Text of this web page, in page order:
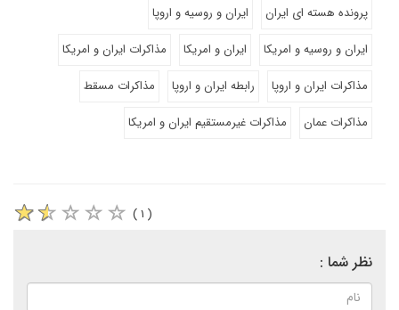
پرونده هسته ای ایران
ایران و روسیه و اروپا
ایران و روسیه و امریکا
ایران و امریکا
مذاکرات ایران و امریکا
مذاکرات ایران و اروپا
رابطه ایران و اروپا
مذاکرات مسقط
مذاکرات عمان
مذاکرات غیرمستقیم ایران و امریکا
( ۱ )
نظر شما :